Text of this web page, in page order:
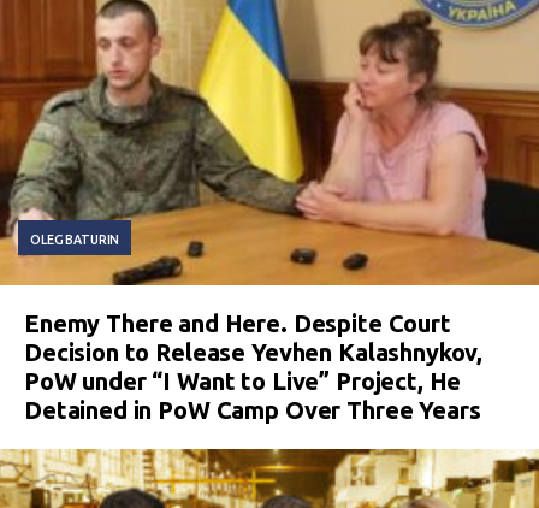
OLEG BATURIN
Enemy There and Here. Despite Court
Decision to Release Yevhen Kalashnykov,
PoW under “I Want to Live” Project, He
Detained in PoW Camp Over Three Years